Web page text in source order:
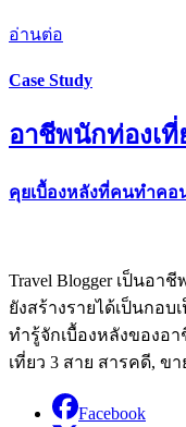
อ่านต่อ
Case Study
อาชีพนักท่องเที่
คุยเบื้องหลังที่คนทำคอ
Travel Blogger เป็นอ
ยังสร้างรายได้เป็นกอ
ทำรู้จักเบื้องหลังของอ
เที่ยว 3 สาย สารคดี, ข
Facebook